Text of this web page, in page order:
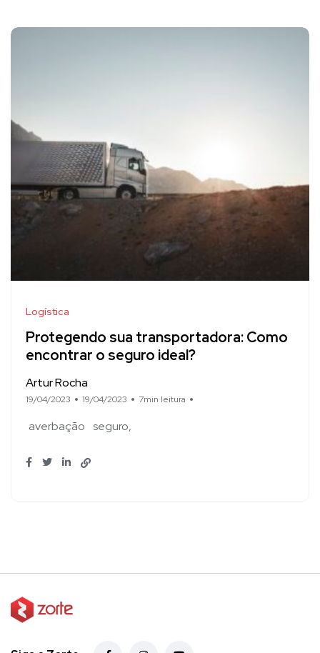
Logística
Protegendo sua transportadora: Como
encontrar o seguro ideal?
Artur Rocha
19/04/2023 19/04/2023 7min leitura
averbação seguro